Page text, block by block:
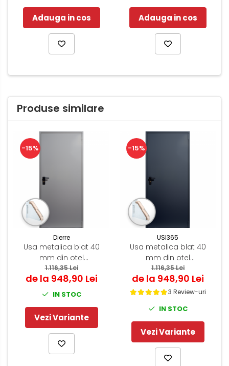
Adauga in cos Adauga in cos
Produse similare
-15%
Dierre
Usa metalica blat 40
mm din otel
multifunctionala pentru
boxa / magazie - RAL
7035 Gri Deschis -
1.116,35 Lei
de la 948,90 Lei
IN STOC
Vezi Variante
-15%
USI365
Usa metalica blat 40
mm din otel
multifunctionala pentru
boxa / magazie - RAL
7016 Gri Antracit -
1.116,35 Lei
de la 948,90 Lei
3 Review-uri
IN STOC
Vezi Variante